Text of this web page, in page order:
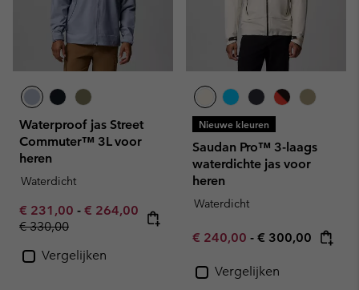
Waterproof jas Street
Commuter™ 3L voor
heren
Waterdicht
Minimum sale price:
€ 231,00 - Maximum sale price:
€ 264,00
Regular price:
€ 330,00
Vergelijken
Nieuwe kleuren
Saudan Pro™ 3-laags
waterdichte jas voor
heren
Waterdicht
Minimum sale price:
€ 240,00 - Maximum price:
€ 300,00
Vergelijken